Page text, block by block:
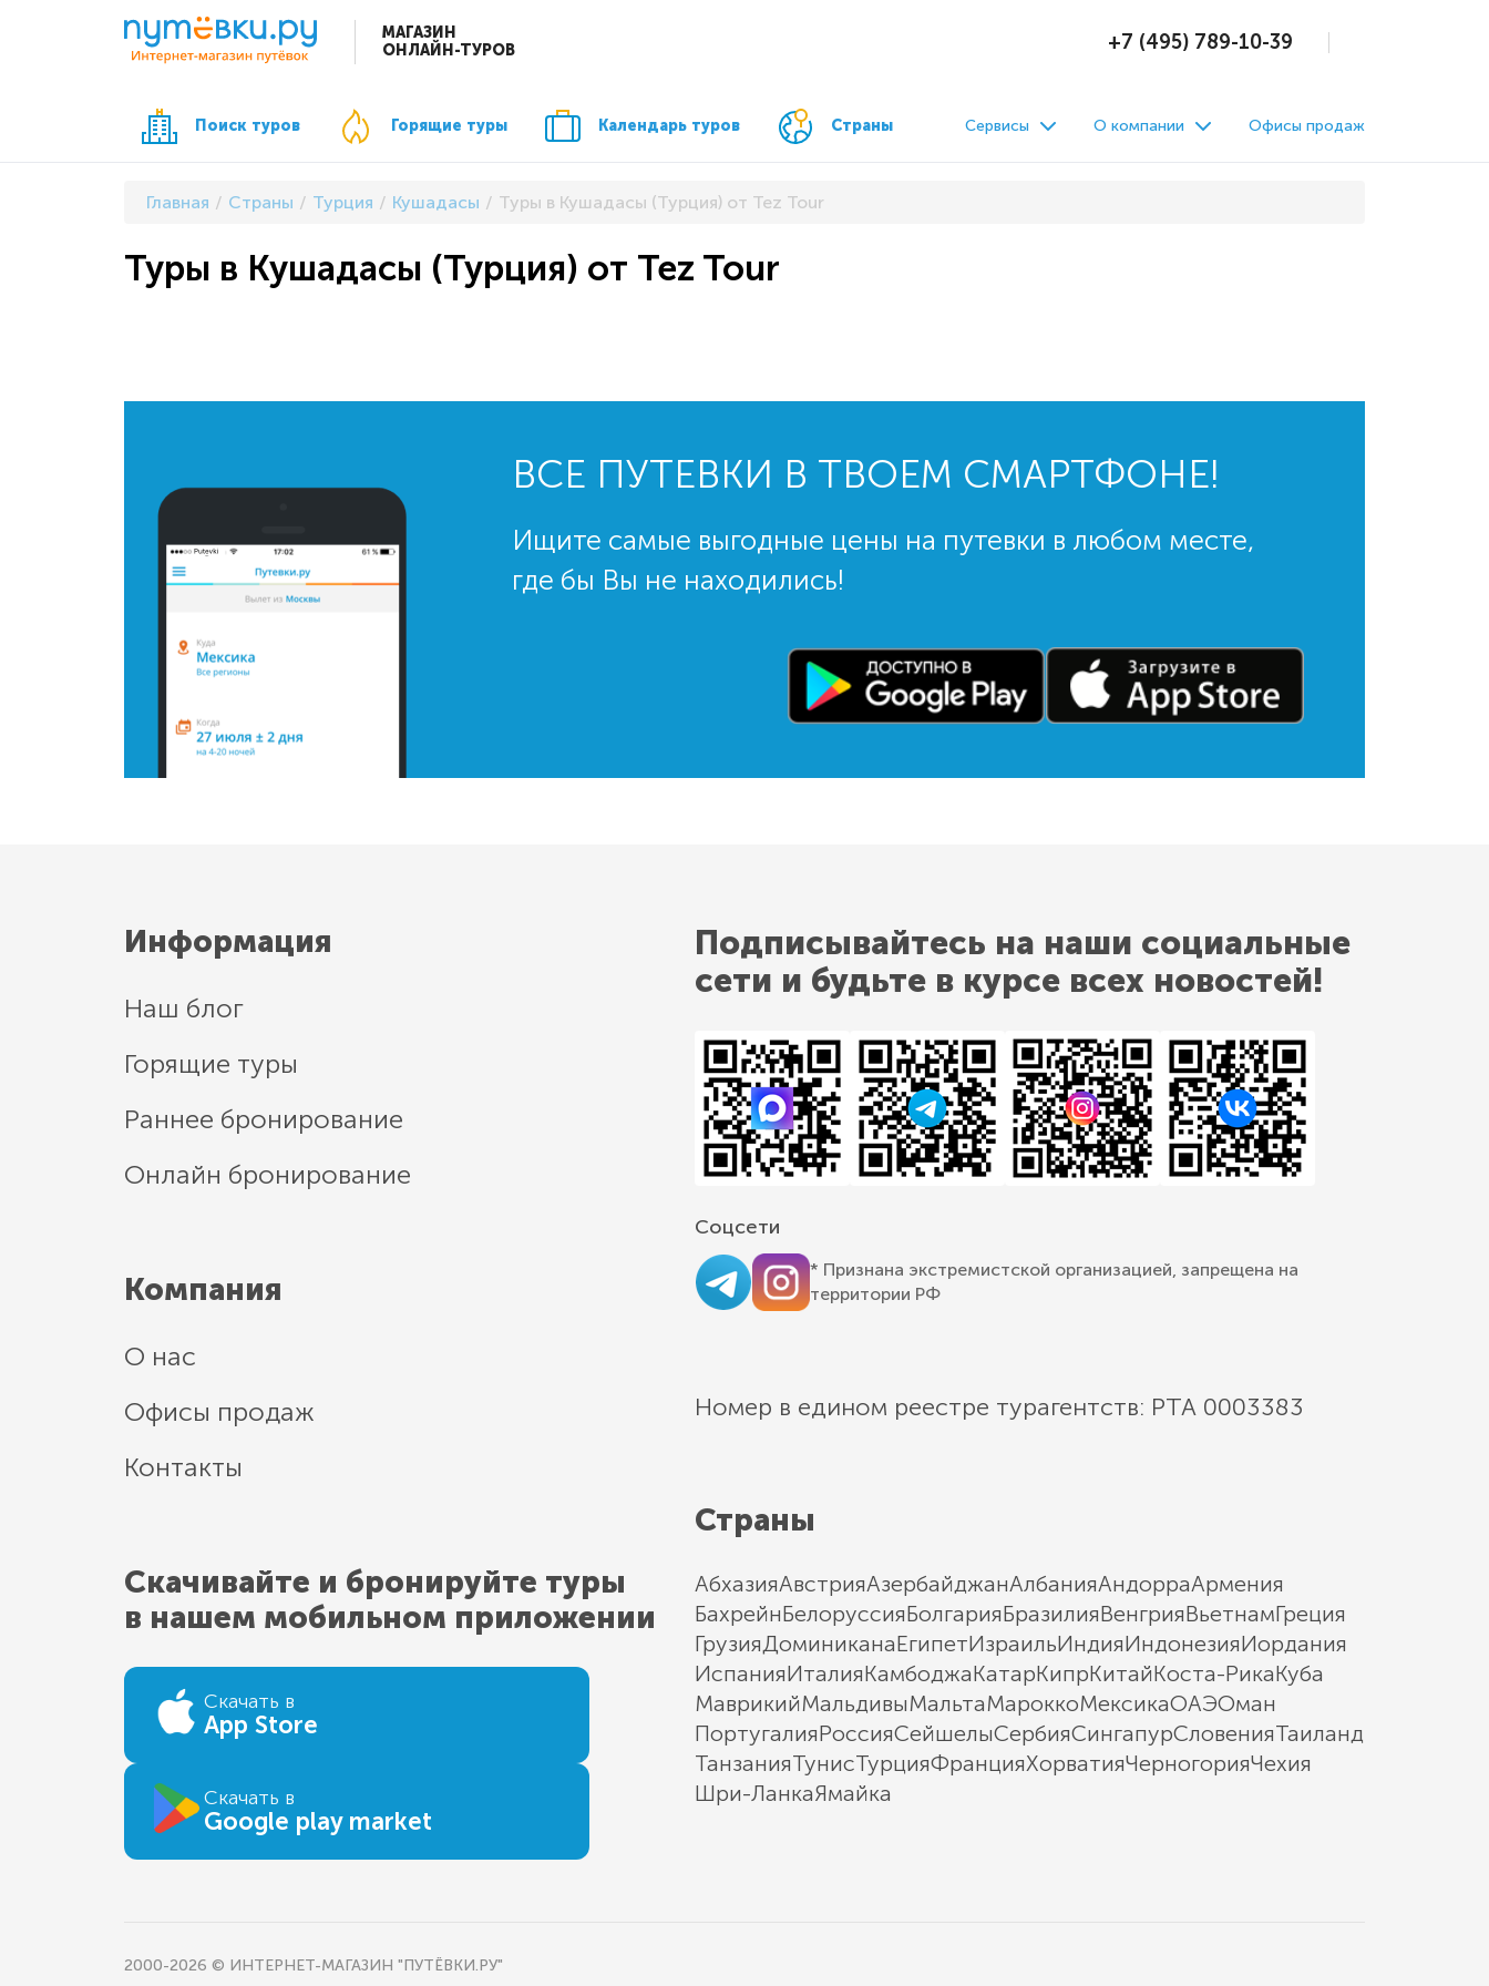
МАГАЗИН
ОНЛАЙН-ТУРОВ
+7 (495) 789-10-39
Поиск туров Горящие туры Календарь туров Страны Сервисы О компании Офисы продаж
Главная Страны Турция Кушадасы Туры в Кушадасы (Турция) от Tez Tour
Туры в Кушадасы (Турция) от Tez Tour
ВСЕ ПУТЕВКИ В ТВОЕМ СМАРТФОНЕ!
Ищите самые выгодные цены на путевки в любом месте,
где бы Вы не находились!
Информация
Наш блог
Горящие туры
Раннее бронирование
Онлайн бронирование
Компания
О нас
Офисы продаж
Контакты
Скачивайте и бронируйте туры
в нашем мобильном приложении
Скачать в
App Store
Скачать в
Google play market
Подписывайтесь на наши социальные
сети и будьте в курсе всех новостей!
Соцсети
* Признана экстремистской организацией, запрещена на
территории РФ
Номер в едином реестре турагентств: РТА 0003383
Страны
АбхазияАвстрияАзербайджанАлбанияАндорраАрмения
БахрейнБелоруссияБолгарияБразилияВенгрияВьетнамГреция
ГрузияДоминиканаЕгипетИзраильИндияИндонезияИордания
ИспанияИталияКамбоджаКатарКипрКитайКоста-РикаКуба
МаврикийМальдивыМальтаМароккоМексикаОАЭОман
ПортугалияРоссияСейшелыСербияСингапурСловенияТаиланд
ТанзанияТунисТурцияФранцияХорватияЧерногорияЧехия
Шри-ЛанкаЯмайка
2000-2026 © ИНТЕРНЕТ-МАГАЗИН "ПУТЁВКИ.РУ"